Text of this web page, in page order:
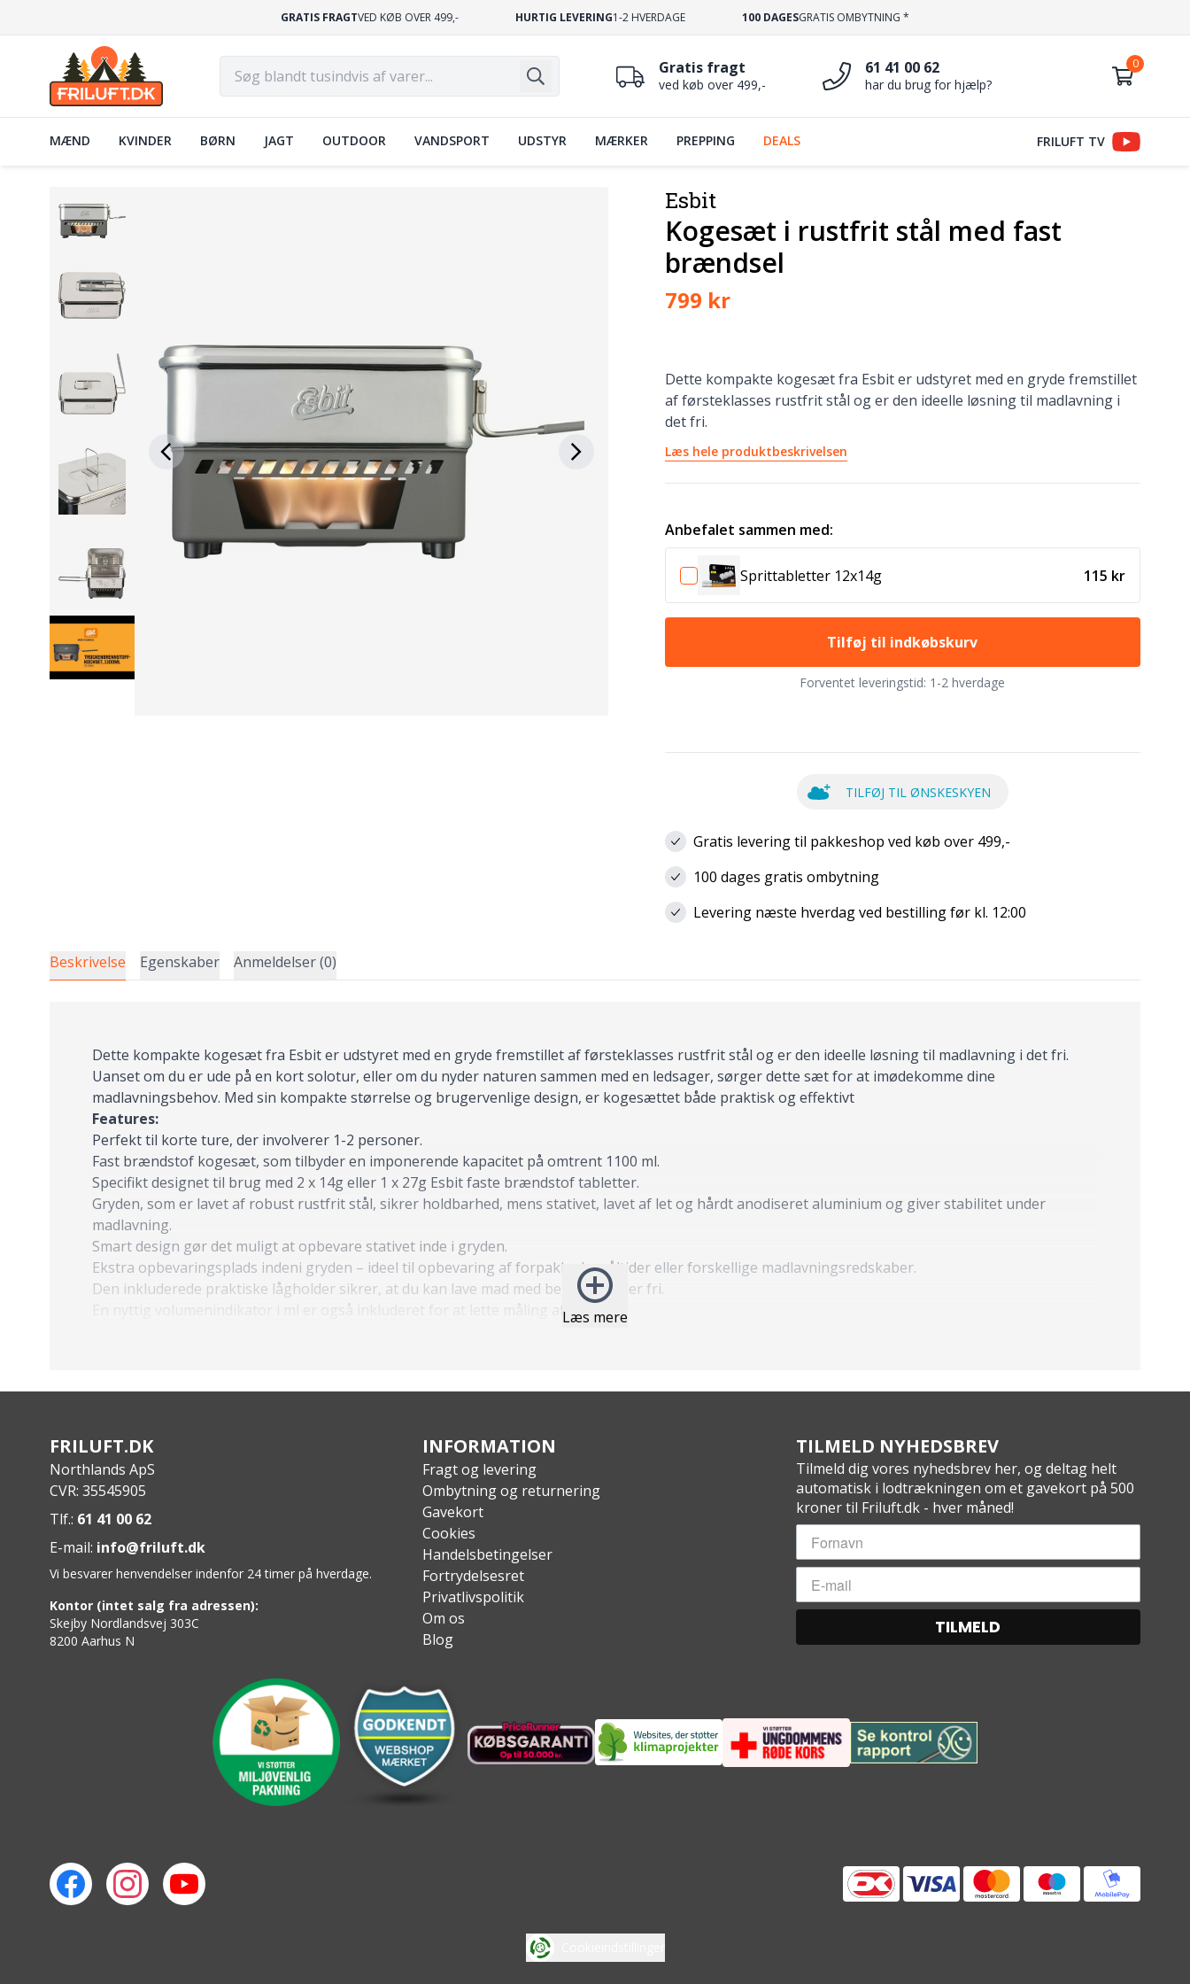
GRATIS FRAGTVED KØB OVER 499,- HURTIG LEVERING1-2 HVERDAGE 100 DAGESGRATIS OMBYTNING *
Gratis fragt
ved køb over 499,-
61 41 00 62
har du brug for hjælp?
MÆND KVINDER BØRN JAGT OUTDOOR VANDSPORT UDSTYR MÆRKER PREPPING DEALS FRILUFT TV
Esbit
Kogesæt i rustfrit stål med fast
brændsel
799 kr
Dette kompakte kogesæt fra Esbit er udstyret med en gryde fremstillet
af førsteklasses rustfrit stål og er den ideelle løsning til madlavning i
det fri.
Læs hele produktbeskrivelsen
Anbefalet sammen med:
Sprittabletter 12x14g 115 kr
Tilføj til indkøbskurv
Forventet leveringstid: 1-2 hverdage
TILFØJ TIL ØNSKESKYEN
Gratis levering til pakkeshop ved køb over 499,-
100 dages gratis ombytning
Levering næste hverdag ved bestilling før kl. 12:00
Beskrivelse Egenskaber Anmeldelser (0)
Læs mere
Dette kompakte kogesæt fra Esbit er udstyret med en gryde fremstillet af førsteklasses rustfrit stål og er den ideelle løsning til madlavning i det fri.
Uanset om du er ude på en kort solotur, eller om du nyder naturen sammen med en ledsager, sørger dette sæt for at imødekomme dine
madlavningsbehov. Med sin kompakte størrelse og brugervenlige design, er kogesættet både praktisk og effektivt
Features:
Perfekt til korte ture, der involverer 1-2 personer.
Fast brændstof kogesæt, som tilbyder en imponerende kapacitet på omtrent 1100 ml.
Specifikt designet til brug med 2 x 14g eller 1 x 27g Esbit faste brændstof tabletter.
Gryden, som er lavet af robust rustfrit stål, sikrer holdbarhed, mens stativet, lavet af let og hårdt anodiseret aluminium og giver stabilitet under
madlavning.
Smart design gør det muligt at opbevare stativet inde i gryden.
Ekstra opbevaringsplads indeni gryden – ideel til opbevaring af forpakkede måltider eller forskellige madlavningsredskaber.
Den inkluderede praktiske lågholder sikrer, at du kan lave mad med begge hænder fri.
En nyttig volumenindikator i ml er også inkluderet for at lette måling af væsker.
Kapacitet: 1100 ml
FRILUFT.DK
Northlands ApS
CVR: 35545905
Tlf.: 61 41 00 62
E-mail: info@friluft.dk
Vi besvarer henvendelser indenfor 24 timer på hverdage.
Kontor (intet salg fra adressen):
Skejby Nordlandsvej 303C
8200 Aarhus N
INFORMATION
Fragt og levering
Ombytning og returnering
Gavekort
Cookies
Handelsbetingelser
Fortrydelsesret
Privatlivspolitik
Om os
Blog
TILMELD NYHEDSBREV
Tilmeld dig vores nyhedsbrev her, og deltag helt
automatisk i lodtrækningen om et gavekort på 500
kroner til Friluft.dk - hver måned!
TILMELD